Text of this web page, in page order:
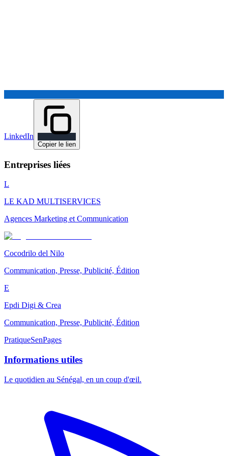
LinkedIn
Copier le lien
Entreprises liées
L
LE KAD MULTISERVICES
Agences Marketing et Communication
Cocodrilo del Nilo
Communication, Presse, Publicité, Édition
E
Epdi Digi & Crea
Communication, Presse, Publicité, Édition
PratiqueSenPages
Informations utiles
Le quotidien au Sénégal, en un coup d'œil.